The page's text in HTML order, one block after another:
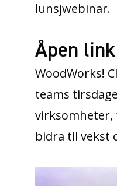
lunsjwebinar.
Åpen
WoodWorks!
teams
virksomheter,
bidra til vekst